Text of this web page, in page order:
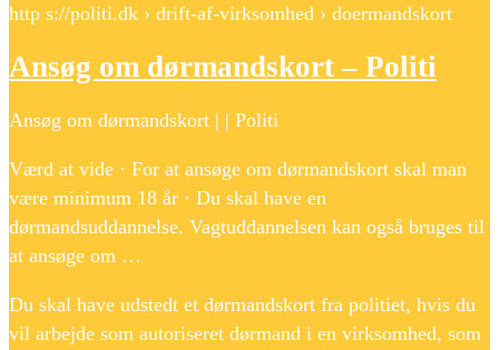
http s://politi.dk › drift-af-virksomhed › doermandskort
Ansøg om dørmandskort – Politi
Ansøg om dørmandskort | | Politi
Værd at vide · For at ansøge om dørmandskort skal man
være minimum 18 år · Du skal have en
dørmandsuddannelse. Vagtuddannelsen kan også bruges til
at ansøge om …
Du skal have udstedt et dørmandskort fra politiet, hvis du
vil arbejde som autoriseret dørmand i en virksomhed, som